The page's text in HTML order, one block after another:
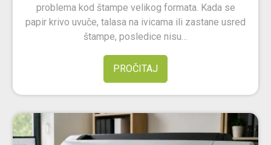
problema kod štampe velikog formata. Kada se
papir krivo uvuče, talasa na ivicama ili zastane usred
štampe, posledice nisu…
PROČITAJ